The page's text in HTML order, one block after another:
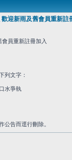
迎新雨及舊會員重新註
員重新註冊加入
列文字：
水爭執
公告而逕行刪除。